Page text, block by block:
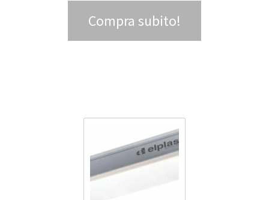
Compra subito!